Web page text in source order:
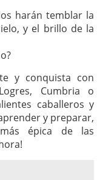
harán temblar la
y el brillo de la
y conquista con
Cumbria o
caballeros y
y preparar,
épica de las